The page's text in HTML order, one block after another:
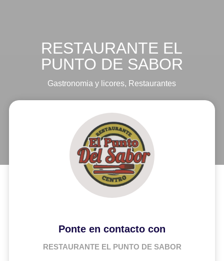
RESTAURANTE EL
PUNTO DE SABOR
Gastronomia y licores, Restaurantes
Ponte en contacto con
RESTAURANTE EL PUNTO DE SABOR